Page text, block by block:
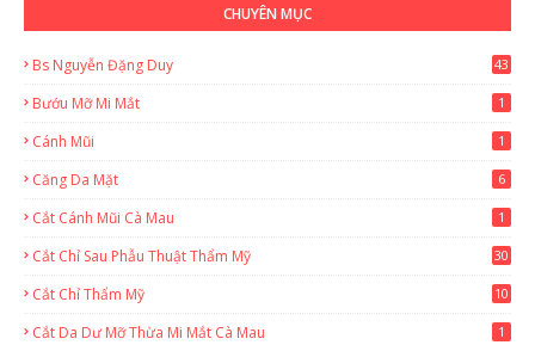
CHUYÊN MỤC
Bs Nguyễn Đặng Duy
43
Bướu Mỡ Mi Mắt 1
Cánh Mũi 1
Căng Da Mặt 6
Cắt Cánh Mũi Cà Mau 1
Cắt Chỉ Sau Phẫu Thuật Thẩm Mỹ 30
Cắt Chỉ Thẩm Mỹ 10
Cắt Da Dư Mỡ Thừa Mi Mắt Cà Mau 1